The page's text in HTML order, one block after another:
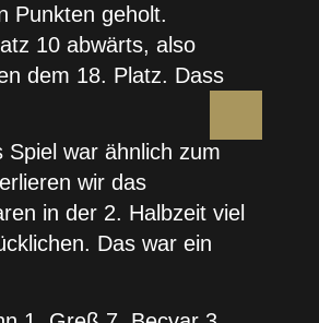
Punkten geholt.
10 abwärts, also
dem 18. Platz. Dass
war ähnlich zum
wir das
in der 2. Halbzeit viel
Das war ein